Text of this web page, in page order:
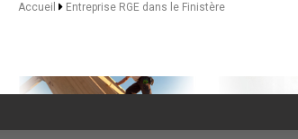
Accueil Entreprise RGE dans le Finistère